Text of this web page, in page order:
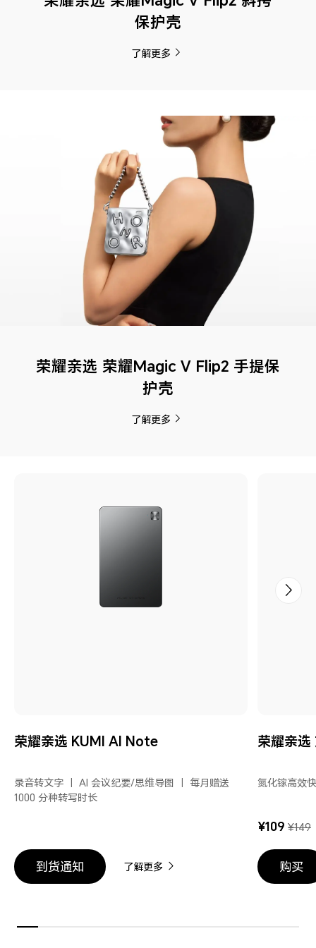
保护壳
了解更多
荣耀亲选 荣耀Magic V Flip2 手提保
护壳
了解更多
荣耀亲选 KUMI AI Note
录音转文字 丨 AI 会议纪要/思维导图 丨 每月赠送
1000 分种转写时长
到货通知 了解更多
荣耀亲选
氮化镓高效
¥109 ¥149
购买